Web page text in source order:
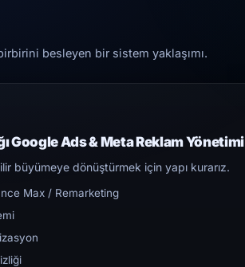
besleyen bir sistem yaklaşımı.
Google Ads & Meta Reklam Yönetimi
büyümeye dönüştürmek için yapı kurarız.
Max / Remarketing